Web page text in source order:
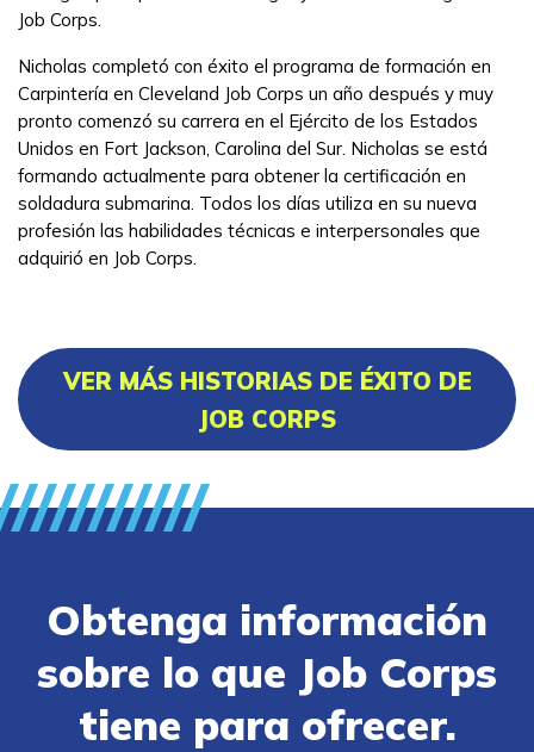
Job Corps.
Nicholas completó con éxito el programa de formación en
Carpintería en Cleveland Job Corps un año después y muy
pronto comenzó su carrera en el Ejército de los Estados
Unidos en Fort Jackson, Carolina del Sur. Nicholas se está
formando actualmente para obtener la certificación en
soldadura submarina. Todos los días utiliza en su nueva
profesión las habilidades técnicas e interpersonales que
adquirió en Job Corps.
VER MÁS HISTORIAS DE ÉXITO DE
JOB CORPS
Obtenga información
sobre lo que Job Corps
tiene para ofrecer.